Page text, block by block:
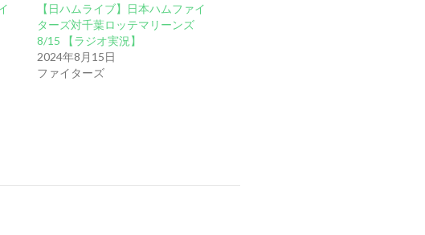
【日ハムライブ】日本ハムファイ
ターズ対千葉ロッテマリーンズ
8/15 【ラジオ実況】
2024年8月15日
ファイターズ